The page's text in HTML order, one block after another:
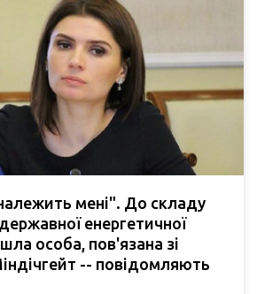
мені". До складу
енергетичної
особа, пов'язана зі
-- повідомляють